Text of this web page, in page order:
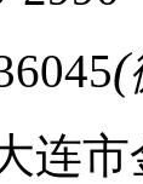
(
连